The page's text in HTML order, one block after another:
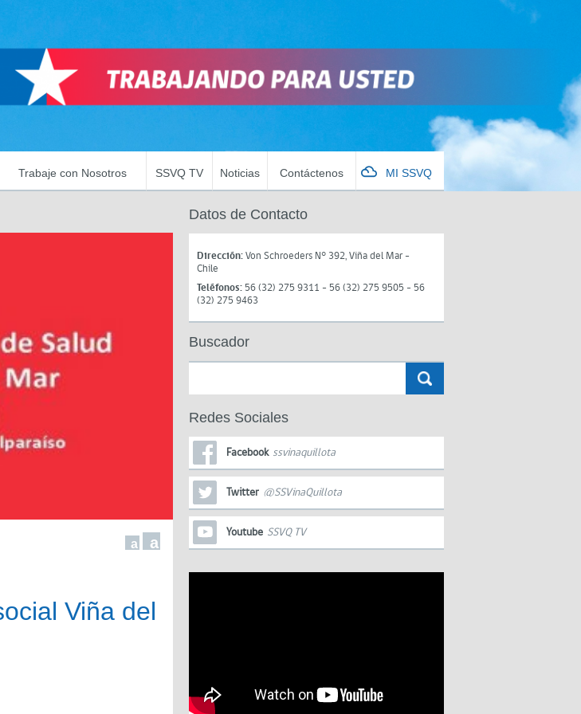
Trabaje con Nosotros SSVQ TV Noticias Contáctenos MI SSVQ
a a
Viña del
Datos de Contacto
Dirección:Von Schroeders N° 392, Viña del Mar -
Chile
Teléfonos: 56 (32) 275 9311 - 56 (32) 275 9505 - 56
(32) 275 9463
Buscador
Redes Sociales
Facebook ssvinaquillota
Twitter @SSVinaQuillota
Youtube SSVQ TV